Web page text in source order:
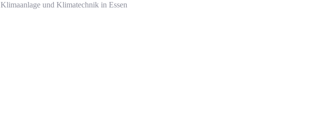
Klimaanlage und Klimatechnik in Essen